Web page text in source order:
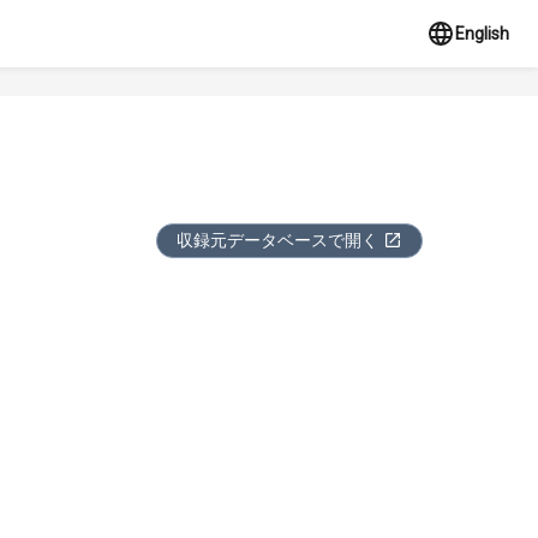
English
収録元データベースで開く